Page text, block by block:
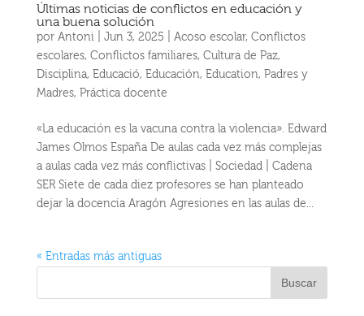
Últimas noticias de conflictos en educación y
una buena solución
por Antoni Jun 3, 2025 Acoso escolar, Conflictos
escolares, Conflictos familiares, Cultura de Paz,
Disciplina, Educació, Educación, Education, Padres y
Madres, Práctica docente
«La educación es la vacuna contra la violencia». Edward
James Olmos España De aulas cada vez más complejas
a aulas cada vez más conflictivas | Sociedad | Cadena
SER Siete de cada diez profesores se han planteado
dejar la docencia Aragón Agresiones en las aulas de...
« Entradas más antiguas